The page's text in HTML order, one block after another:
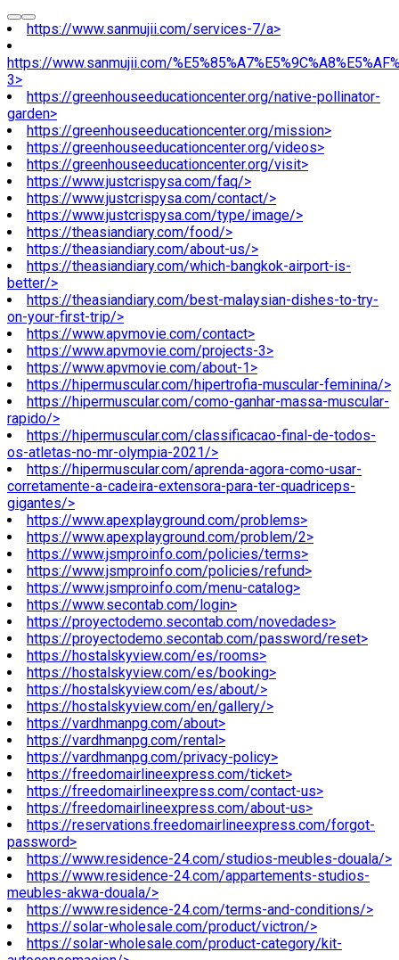
https://www.sanmujii.com/services-7/a>
https://www.sanmujii.com/
3>
https://greenhouseeducationcenter.org/native-pollinator-
garden>
https://greenhouseeducationcenter.org/mission>
https://greenhouseeducationcenter.org/videos>
https://greenhouseeducationcenter.org/visit>
https://www.justcrispysa.com/faq/>
https://www.justcrispysa.com/contact/>
https://www.justcrispysa.com/type/image/>
https://theasiandiary.com/food/>
https://theasiandiary.com/about-us/>
https://theasiandiary.com/which-bangkok-airport-is-
better/>
https://theasiandiary.com/best-malaysian-dishes-to-try-
on-your-first-trip/>
https://www.apvmovie.com/contact>
https://www.apvmovie.com/projects-3>
https://www.apvmovie.com/about-1>
https://hipermuscular.com/hipertrofia-muscular-feminina/>
https://hipermuscular.com/como-ganhar-massa-muscular-
rapido/>
https://hipermuscular.com/classificacao-final-de-todos-
os-atletas-no-mr-olympia-2021/>
https://hipermuscular.com/aprenda-agora-como-usar-
corretamente-a-cadeira-extensora-para-ter-quadriceps-
gigantes/>
https://www.apexplayground.com/problems>
https://www.apexplayground.com/problem/2>
https://www.jsmproinfo.com/policies/terms>
https://www.jsmproinfo.com/policies/refund>
https://www.jsmproinfo.com/menu-catalog>
https://www.secontab.com/login>
https://proyectodemo.secontab.com/novedades>
https://proyectodemo.secontab.com/password/reset>
https://hostalskyview.com/es/rooms>
https://hostalskyview.com/es/booking>
https://hostalskyview.com/es/about/>
https://hostalskyview.com/en/gallery/>
https://vardhmanpg.com/about>
https://vardhmanpg.com/rental>
https://vardhmanpg.com/privacy-policy>
https://freedomairlineexpress.com/ticket>
https://freedomairlineexpress.com/contact-us>
https://freedomairlineexpress.com/about-us>
https://reservations.freedomairlineexpress.com/forgot-
password>
https://www.residence-24.com/studios-meubles-douala/>
https://www.residence-24.com/appartements-studios-
meubles-akwa-douala/>
https://www.residence-24.com/terms-and-conditions/>
https://solar-wholesale.com/product/victron/>
https://solar-wholesale.com/product-category/kit-